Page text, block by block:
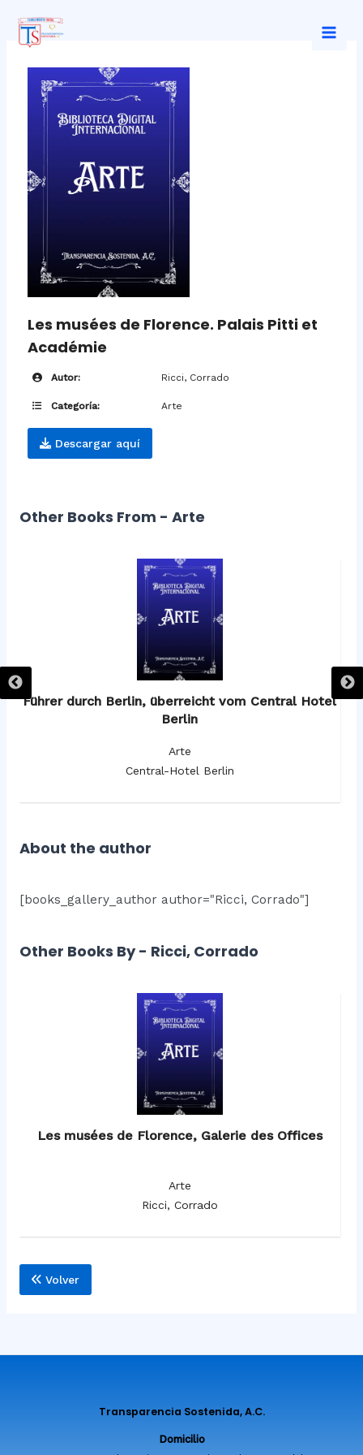
contenido
Les musées de Florence. Palais Pitti et
Académie
Autor: Ricci, Corrado
Categoría: Arte
Descargar aquí
Other Books From - Arte
Führer durch Berlin, überreicht vom Central Hotel
Berlin
Arte
Central-Hotel Berlin
About the author
[books_gallery_author author="Ricci, Corrado"]
Other Books By - Ricci, Corrado
Les musées de Florence, Galerie des Offices
Arte
Ricci, Corrado
Volver
Transparencia Sostenida, A.C.
Domicilio